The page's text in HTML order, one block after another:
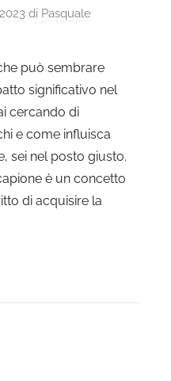
di Pasquale
può sembrare
significativo nel
cercando di
e come influisca
sei nel posto giusto.
è un concetto
di acquisire la